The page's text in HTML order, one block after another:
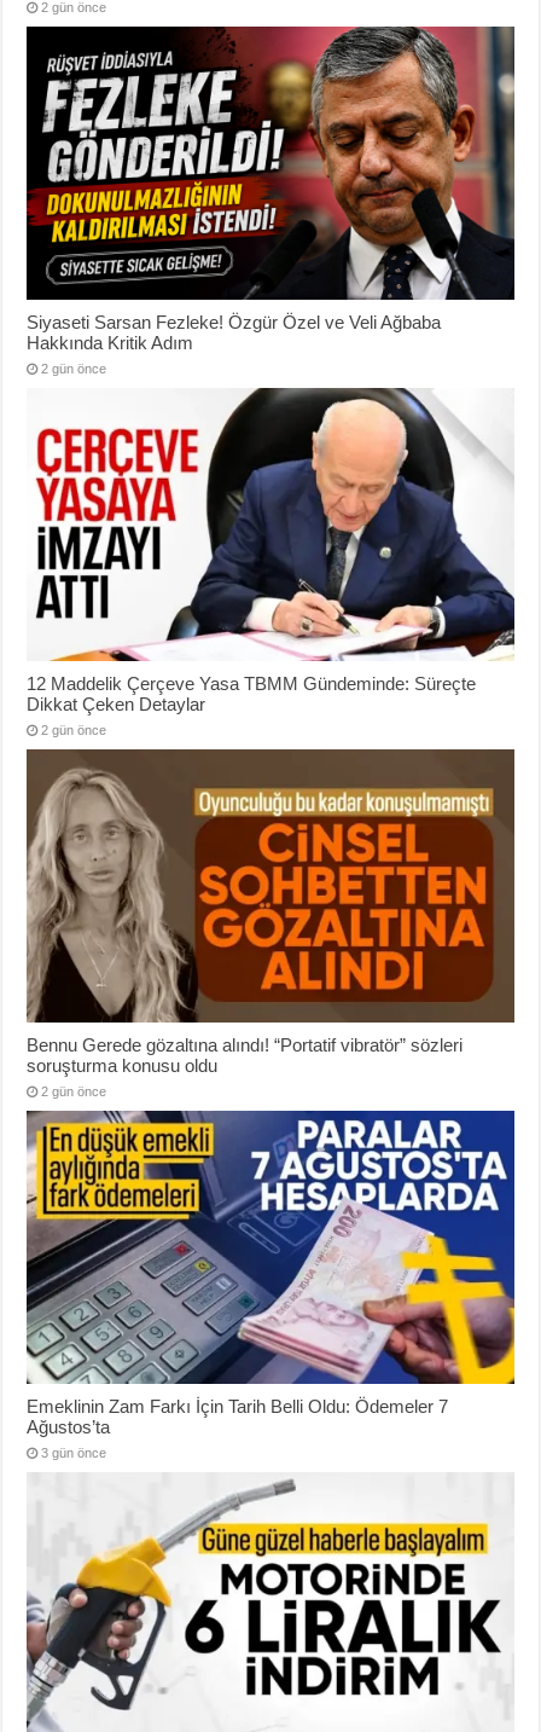
2 gün önce
Siyaseti Sarsan Fezleke! Özgür Özel ve Veli Ağbaba
Hakkında Kritik Adım
2 gün önce
12 Maddelik Çerçeve Yasa TBMM Gündeminde: Süreçte
Dikkat Çeken Detaylar
2 gün önce
Bennu Gerede gözaltına alındı! “Portatif vibratör” sözleri
soruşturma konusu oldu
2 gün önce
Emeklinin Zam Farkı İçin Tarih Belli Oldu: Ödemeler 7
Ağustos’ta
3 gün önce